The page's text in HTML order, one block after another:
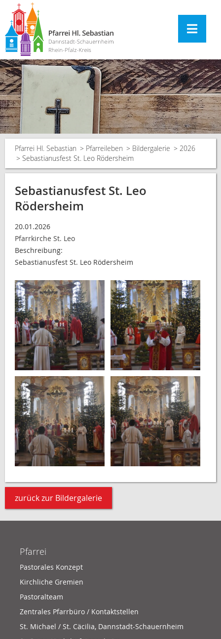
Pfarrei Hl. Sebastian Pfarreileben Bildergalerie
2026
Sebastianusfest St. Leo Rödersheim
Sebastianusfest St. Leo
Rödersheim
20.01.2026
Pfarrkirche St. Leo
Beschreibung:
Sebastianusfest St. Leo Rödersheim
zurück zur Bildergalerie
Pfarrei
Pastorales Konzept
Kirchliche Gremien
Pastoralteam
Zentrales Pfarrbüro / Kontaktstellen
St. Michael / St. Cäcilia, Dannstadt-Schauernheim